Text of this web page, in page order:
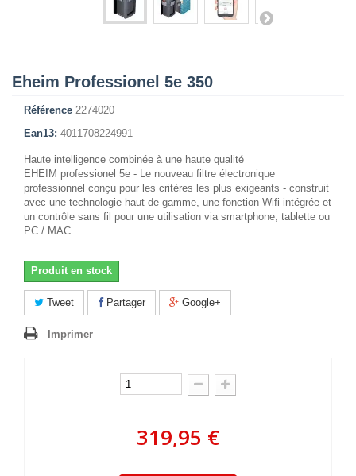
Eheim Professionel 5e 350
Référence 2274020
Ean13: 4011708224991
Haute intelligence combinée à une haute qualité
EHEIM professionel 5e - Le nouveau filtre électronique
professionnel conçu pour les critères les plus exigeants - construit
avec une technologie haut de gamme, une fonction Wifi intégrée et
un contrôle sans fil pour une utilisation via smartphone, tablette ou
PC / MAC.
Produit en stock
Tweet Partager Google+
Imprimer
319,95 €